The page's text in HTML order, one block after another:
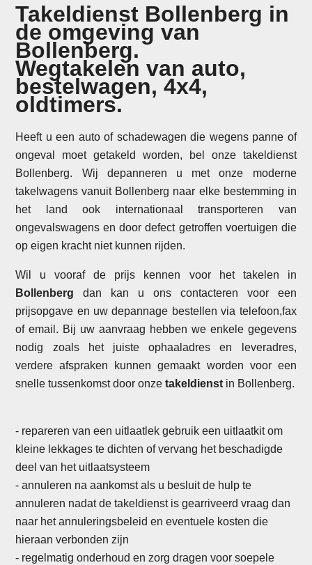
Takeldienst Bollenberg in
de omgeving van
Bollenberg.
Wegtakelen van auto,
bestelwagen, 4x4,
oldtimers.
Heeft u een auto of schadewagen die wegens panne of
ongeval moet getakeld worden, bel onze takeldienst
Bollenberg. Wij depanneren u met onze moderne
takelwagens vanuit Bollenberg naar elke bestemming in
het land ook internationaal transporteren van
ongevalswagens en door defect getroffen voertuigen die
op eigen kracht niet kunnen rijden.
Wil u vooraf de prijs kennen voor het takelen in
Bollenberg dan kan u ons contacteren voor een
prijsopgave en uw depannage bestellen via telefoon,fax
of email. Bij uw aanvraag hebben we enkele gegevens
nodig zoals het juiste ophaaladres en leveradres,
verdere afspraken kunnen gemaakt worden voor een
snelle tussenkomst door onzetakeldienst in Bollenberg.
- repareren van een uitlaatlek gebruik een uitlaatkit om
kleine lekkages te dichten of vervang het beschadigde
deel van het uitlaatsysteem
- annuleren na aankomst als u besluit de hulp te
annuleren nadat de takeldienst is gearriveerd vraag dan
naar het annuleringsbeleid en eventuele kosten die
hieraan verbonden zijn
- regelmatig onderhoud en zorg dragen voor soepele